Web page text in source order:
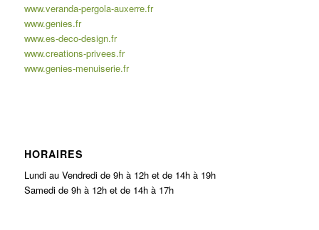
www.veranda-pergola-auxerre.fr
www.genies.fr
www.es-deco-design.fr
www.creations-privees.fr
www.genies-menuiserie.fr
HORAIRES
Lundi au Vendredi de 9h à 12h et de 14h à 19h
Samedi de 9h à 12h et de 14h à 17h